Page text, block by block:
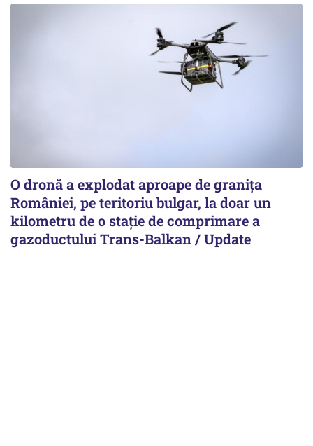
O dronă a explodat aproape de granița
României, pe teritoriu bulgar, la doar un
kilometru de o stație de comprimare a
gazoductului Trans-Balkan / Update